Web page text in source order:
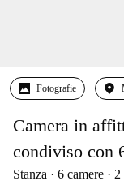
Fotografie
Camera in
condiviso con
Stanza 6 camere 2